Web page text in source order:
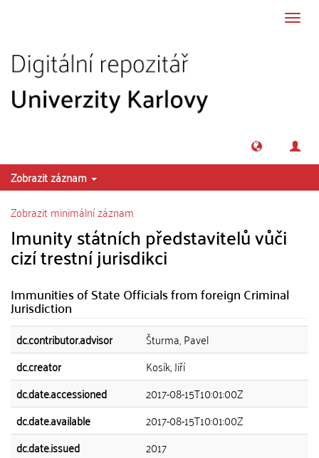
Zobrazit záznam
Zobrazit minimální záznam
Imunity státních představitelů vůči
cizí trestní jurisdikci
Immunities of State Officials from foreign Criminal
Jurisdiction
dc.contributor.advisor
Šturma, Pavel
dc.creator
Kosík, Jiří
dc.date.accessioned
2017-08-15T10:01:00Z
dc.date.available
2017-08-15T10:01:00Z
dc.date.issued
2017